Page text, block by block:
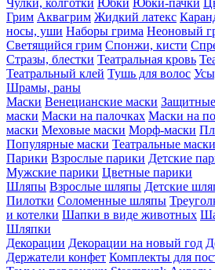
Чулки, колготки Юбки Юбки-пачки
Грим Аквагрим Жидкий латекс
носы, уши Наборы грима Неоновый
Светящийся грим Спонжи, кисти
Стразы, блестки Театральная кровь
Театральный клей Тушь для волос
Шрамы, раны
Маски Венецианские маски
маски Маски на палочках Маски на
маски Меховые маски Морф-маски
Популярные маски Театральные маски
Парики Взрослые парики Детские
Мужские парики Цветные парики
Шляпы Взрослые шляпы Детские
Пилотки Соломенные шляпы
и котелки Шапки в виде животных
Шляпки
Декорации Декорации на новый год
Держатели конфет Комплекты для